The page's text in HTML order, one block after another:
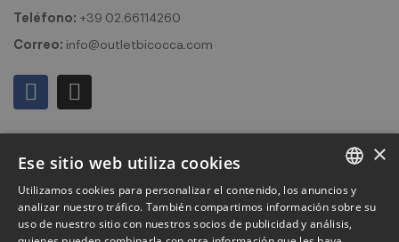
Teléfono: +39 02.66114260
Correo: info@outletbicocca.com
Suscribirse al boletín de noticias
ITALIAN
ENGLISH
×
Ese sitio web utiliza cookies
Utilizamos cookies para personalizar el contenido, los anuncios y
analizar nuestro tráfico. También compartimos información sobre su
uso de nuestro sitio con nuestros socios de publicidad y análisis,